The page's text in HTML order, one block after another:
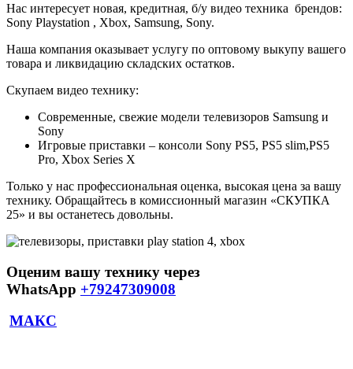
Нас интересует новая, кредитная, б/у видео техника брендов:
Sony Playstation , Xbox, Samsung, Sony.
Наша компания оказывает услугу по оптовому выкупу вашего
товара и ликвидацию складских остатков.
Скупаем видео технику:
Современные, свежие модели телевизоров Samsung и
Sony
Игровые приставки – консоли Sony PS5, PS5 slim,PS5
Pro, Xbox Series X
Только у нас профессиональная оценка, высокая цена за вашу
технику. Обращайтесь в комиссионный магазин «СКУПКА
25» и вы останетесь довольны.
Оценим вашу технику через
WhatsApp +79247309008
МАКС